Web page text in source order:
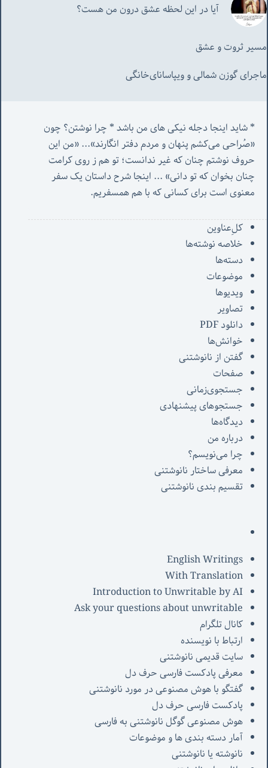
آیا در این لحظه عشق درون من هست؟
مسیر ثروت و عشق
ماجرای گوزن شمالی و‌ ویپاسانای‌خانگی
«صُراحی می‌کشم پنهان‌ و مردم‌ دفتر انگارند»... «
چنان بخوان که تو دانی» ...
معنوی است برای کسانی که با هم همسفریم.
کل‌ِعناوین
خلاصه نوشته‌ها
دسته‌ها
موضوعات
ویدیوها
تصاویر
دانلود PDF
خوانش‌ها
گفتن از نانوشتنی
صفحات
جستجوی‌زمانی
جستجوهای پیشنهادی
دیدگاه‌ها
درباره من
چرا می‌نویسم؟
معرفی‌ ساختار نانوشتنی
تقسیم بندی نانوشتنی
English Writings
With Translation
Introduction to Unwritable by AI
Ask your questions about unwritable
کانال تلگرام
ارتباط با نویسنده
سایت قدیمی نانوشتنی
معرفی پادکست فارسی حرف دل
گفتگو با هوش مصنوعی در مورد نانوشتنی
پادکست فارسی حرف دل
هوش مصنوعی گوگل نانوشتنی به فارسی
آمار دسته بندی ها و موضوعات
نانوشته یا نانوشتنی